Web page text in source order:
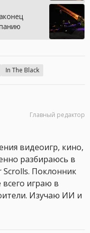
In The Black
Главный редактор
видеоигр, кино,
разбираюсь в
Scrolls. Поклонник
играю в
Изучаю ИИ и